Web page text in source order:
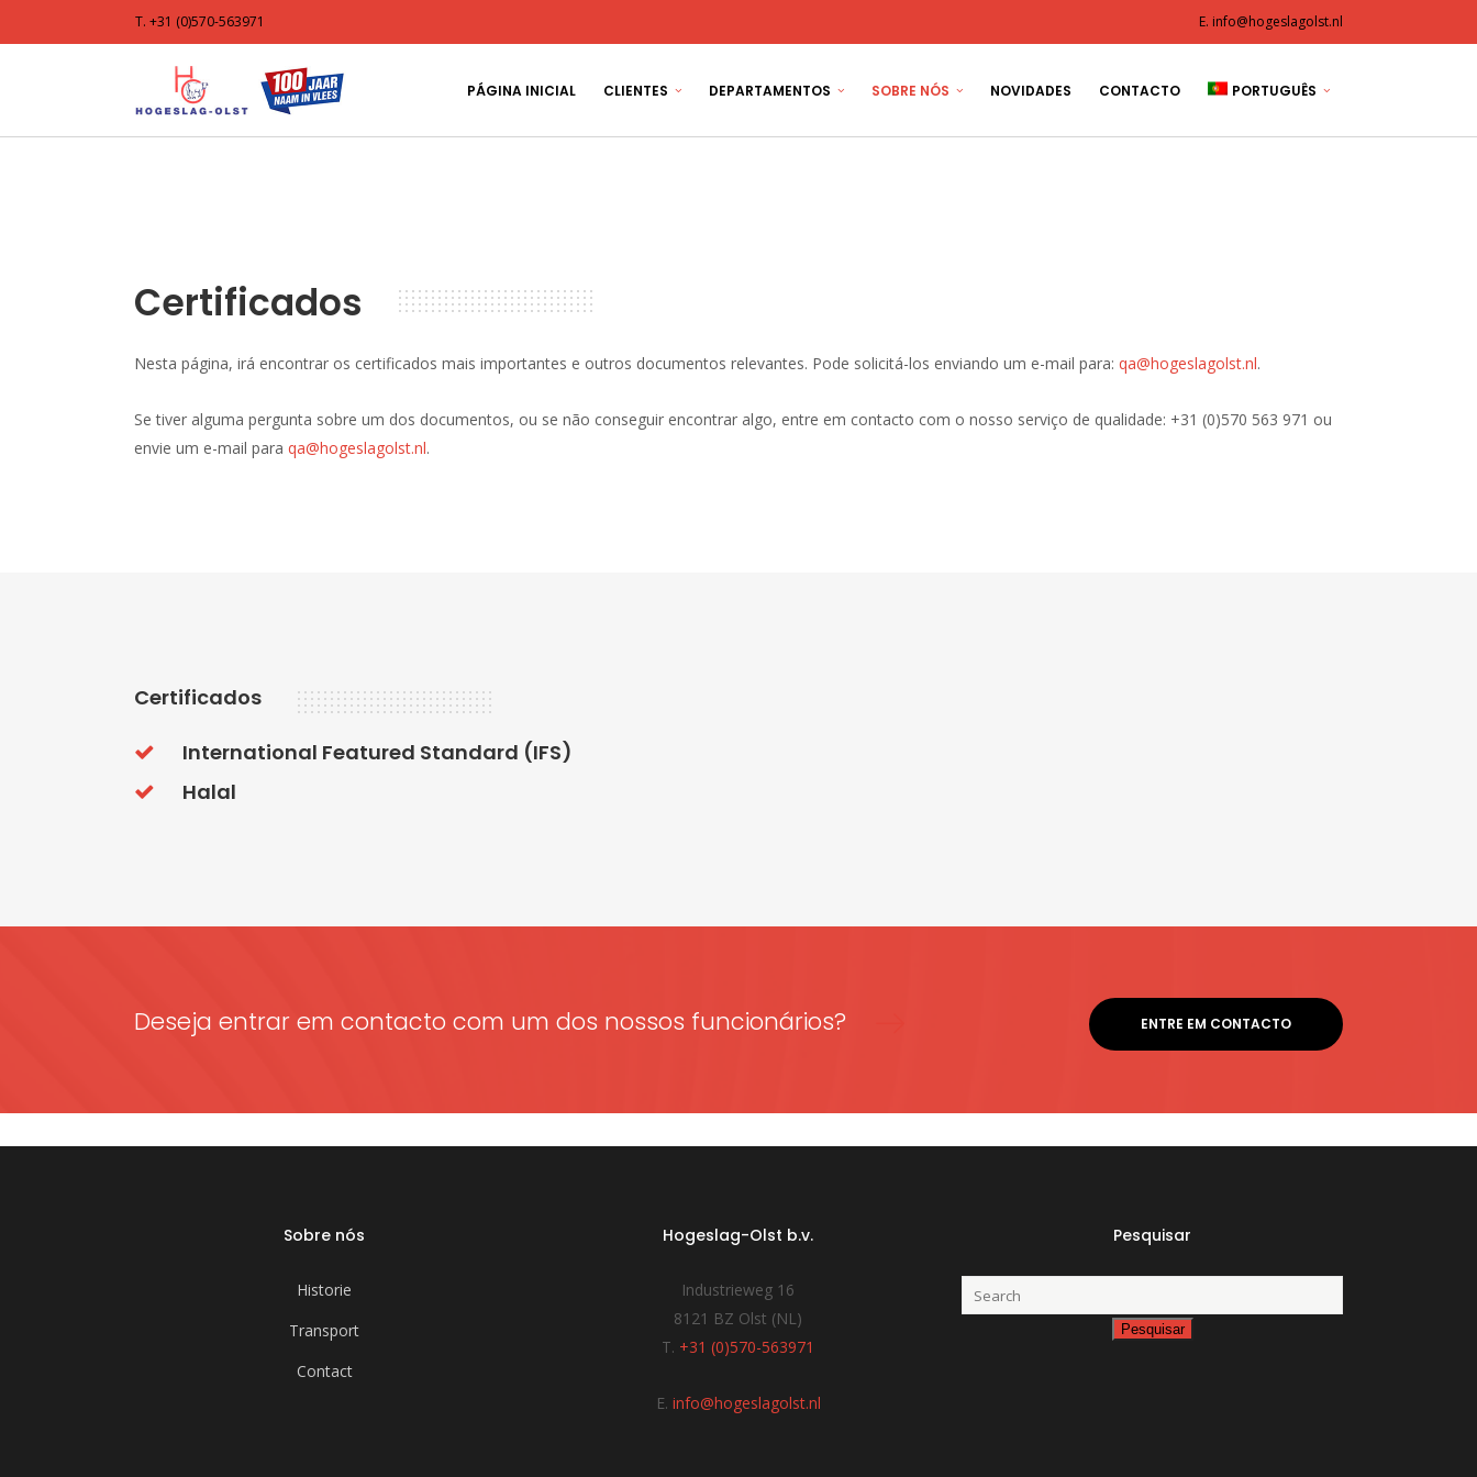
T. +31 (0)570-563971 E. info@hogeslagolst.nl
PÁGINA INICIAL CLIENTES DEPARTAMENTOS SOBRE NÓS NOVIDADES CONTACTO PORTUGUÊS
Certificados
Nesta página, irá encontrar os certificados mais importantes e outros documentos relevantes. Pode solicitá-los enviando um e-mail para: qa@hogeslagolst.nl.
Se tiver alguma pergunta sobre um dos documentos, ou se não conseguir encontrar algo, entre em contacto com o nosso serviço de qualidade: +31 (0)570 563 971 ou
envie um e-mail para qa@hogeslagolst.nl.
Certificados
International Featured Standard (IFS)
Halal
Deseja entrar em contacto com um dos nossos funcionários? ENTRE EM CONTACTO
Sobre nós
Historie
Transport
Contact
Hogeslag-Olst b.v.
Industrieweg 16
8121 BZ Olst (NL)
T. +31 (0)570-563971
E. info@hogeslagolst.nl
Pesquisar